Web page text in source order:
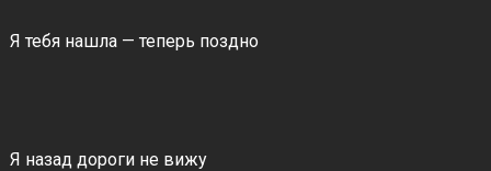
Я тебя нашла — теперь поздно
Я назад дороги не вижу